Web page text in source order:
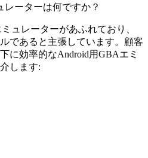
レーターは何ですか？
ュレーターがあふれており、
であると主張しています。顧客
に効率的なAndroid用GBAエミ
します: